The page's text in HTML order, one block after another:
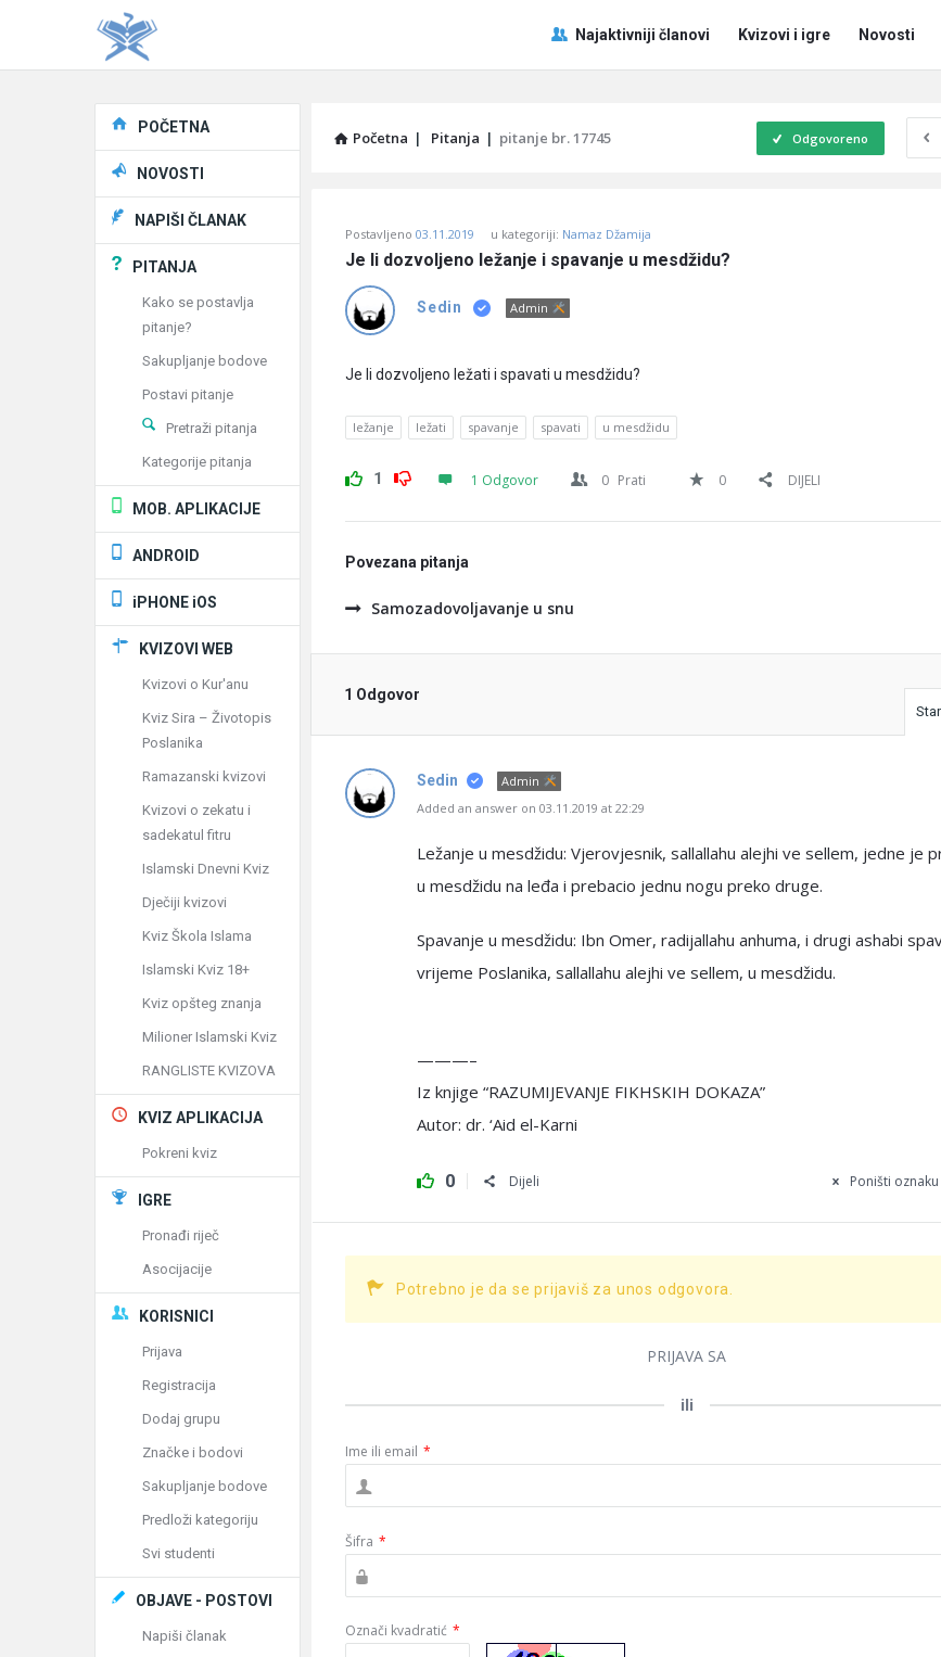
Pitaj
Učene
Navigacija
Najaktivniji članovi Kvizovi i igre Novosti
Početna | Pitanja | pitanje br. 17745 Odgovoreno
Učene
Latest
Pitanja
Postavljeno 03.11.2019 u kategoriji: Namaz Džamija
Je li dozvoljeno ležanje i spavanje u mesdžidu?
Sedin Admin
Je li dozvoljeno ležati i spavati u mesdžidu?
ležanje ležati spavanje spavati u mesdžidu
1 1 Odgovor 0 Prati 0 DIJELI
Povezana pitanja
Samozadovoljavanje u snu
1 Odgovor
Sedin
Admin
Added an answer on 03.11.2019 at 22:29
Ležanje u mesdžidu: Vjerovjesnik, sallallahu alejhi ve sellem, jedne je
u mesdžidu na leđa i prebacio jednu nogu preko druge.
Spavanje u mesdžidu: Ibn Omer, radijallahu anhuma, i drugi ashabi
vrijeme Poslanika, sallallahu alejhi ve sellem, u mesdžidu.
———–
Iz knjige “RAZUMIJEVANJE FIKHSKIH DOKAZA”
Autor: dr. ‘Aid el-Karni
0 Dijeli Poništi
Potrebno je da se prijaviš za unos odgovora.
PRIJAVA SA
ili
Ime ili email *
Šifra *
Označi kvadratić *
Explore
POČETNA
NOVOSTI
NAPIŠI ČLANAK
PITANJA
Kako se postavlja
pitanje?
Sakupljanje bodove
Postavi pitanje
Pretraži pitanja
Kategorije pitanja
MOB. APLIKACIJE
ANDROID
iPHONE iOS
KVIZOVI WEB
Kvizovi o Kur'anu
Kviz Sira – Životopis
Poslanika
Ramazanski kvizovi
Kvizovi o zekatu i
sadekatul fitru
Islamski Dnevni Kviz
Dječiji kvizovi
Kviz Škola Islama
Islamski Kviz 18+
Kviz opšteg znanja
Milioner Islamski Kviz
RANGLISTE KVIZOVA
KVIZ APLIKACIJA
Pokreni kviz
IGRE
Pronađi riječ
Asocijacije
KORISNICI
Prijava
Registracija
Dodaj grupu
Značke i bodovi
Sakupljanje bodove
Predloži kategoriju
Svi studenti
OBJAVE - POSTOVI
Napiši članak